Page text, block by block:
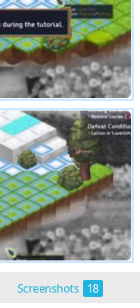
Screenshots 18